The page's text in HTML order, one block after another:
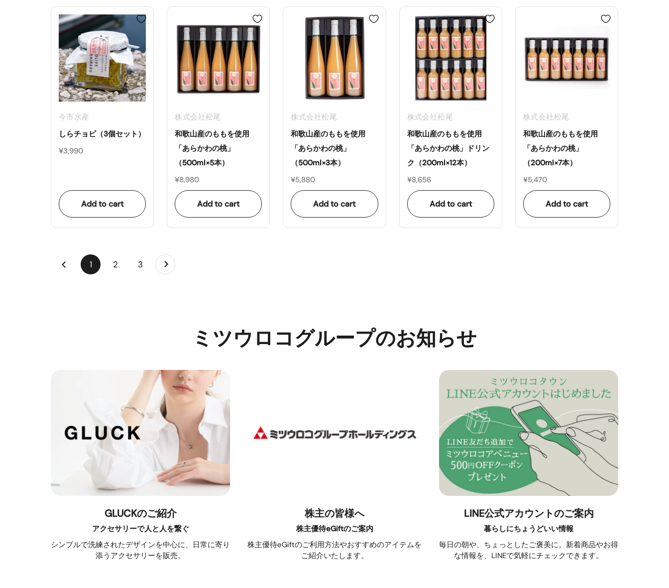
今市水産
しらチョビ（3個セット）
¥3,990
Add to cart
株式会社松尾
和歌山産のももを使用
「あらかわの桃」
（500ml×5本）
¥8,980
Add to cart
株式会社松尾
和歌山産のももを使用
「あらかわの桃」
（500ml×3本）
¥5,880
Add to cart
株式会社松尾
和歌山産のももを使用
「あらかわの桃」ドリン
ク（200ml×12本）
¥8,656
Add to cart
株式会社松尾
和歌山産のももを使用
「あらかわの桃」
（200ml×7本）
¥5,470
Add to cart
Previous page
1 page
2 page
3 Next
ミツウロコグループのお知らせ
GLUCKのご紹介
アクセサリーで人と人を繋ぐ
シンプルで洗練されたデザインを中心に、日常に寄り
添うアクセサリーを販売。
株主の皆様へ
株主優待eGiftのご案内
株主優待eGiftのご利用方法やおすすめのアイテムを
ご紹介いたします。
LINE公式アカウントのご案内
暮らしにちょうどいい情報
毎日の朝や、ちょっとしたご褒美に。新着商品やお得
な情報を、LINEで気軽にチェックできます。